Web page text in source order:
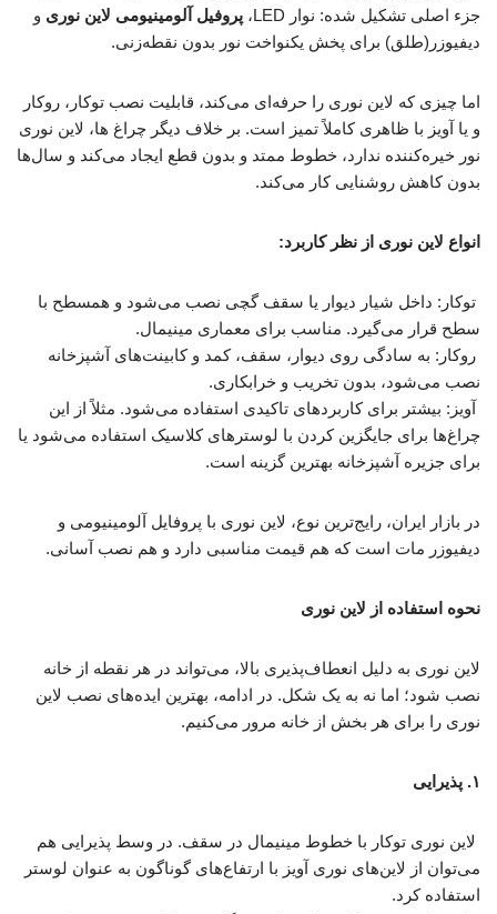
جزء اصلی تشکیل شده: نوار LED،
پروفیل آلومینیومی لاین نوری و
دیفیوزر(طلق) برای پخش یکنواخت نور بدون نقطه‌زنی.
اما چیزی که لاین نوری را حرفه‌ای می‌کند، قابلیت نصب توکار، روکار
و یا آویز با ظاهری کاملاً تمیز است. بر خلاف دیگر چراغ ها، لاین نوری
نور خیره‌کننده ندارد، خطوط ممتد و بدون قطع ایجاد می‌کند و سال‌ها
بدون کاهش روشنایی کار می‌کند.
انواع لاین نوری از نظر کاربرد:
توکار: داخل شیار دیوار یا سقف گچی نصب می‌شود و همسطح با
سطح قرار می‌گیرد. مناسب برای معماری مینیمال.
روکار: به سادگی روی دیوار، سقف، کمد و کابینت‌های آشپزخانه
نصب می‌شود، بدون تخریب و خرابکاری.
آویز: بیشتر برای کاربردهای تاکیدی استفاده می‌شود. مثلاً از این
چراغ‌ها برای جایگزین کردن با لوسترهای کلاسیک استفاده می‌شود یا
برای جزیره آشپزخانه بهترین گزینه است.
در بازار ایران، رایج‌ترین نوع، لاین نوری با پروفایل آلومینیومی و
دیفیوزر مات است که هم قیمت مناسبی دارد و هم نصب آسانی.
نحوه استفاده از لاین نوری
لاین نوری به دلیل انعطاف‌پذیری بالا، می‌تواند در هر نقطه از خانه
نصب شود؛ اما نه به یک شکل. در ادامه، بهترین ایده‌های نصب لاین
نوری را برای هر بخش از خانه مرور می‌کنیم.
۱. پذیرایی
لاین نوری توکار با خطوط مینیمال در سقف. در وسط پذیرایی هم
می‌توان از لاین‌های نوری آویز با ارتفاع‌های گوناگون به عنوان لوستر
استفاده کرد.